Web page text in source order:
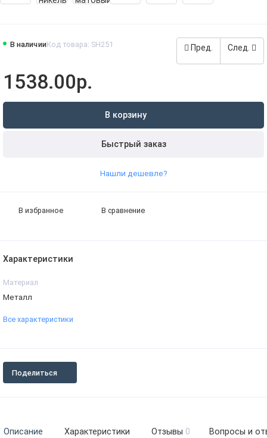
Пред. След.
В наличииКод товара: SH251
1538.00р.
В корзину
Быстрый заказ
Нашли дешевле?
В избранное В сравнение
Характеристики
Материал
Металл
Все характеристики
Поделиться
Описание Характеристики Отзывы 0 Вопросы и